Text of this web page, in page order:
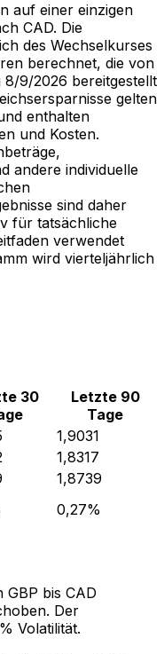
auf einer einzigen
CAD. Die
des Wechselkurses
berechnet, die von
8/9/2026 bereitgestellt
gelten
enthalten
und Kosten.
andere individuelle
sind daher
für tatsächliche
verwendet
wird vierteljährlich
30
Letzte 90
Tage
1,9031
1,8317
1,8739
0,27%
bis CAD
Der
Volatilität.